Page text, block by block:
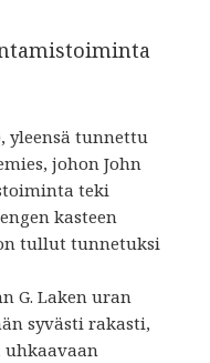
yleensä tunnettu
johon John
teki
kasteen
tullut tunnetuksi
G. Laken uran
syvästi rakasti,
uhkaavaan